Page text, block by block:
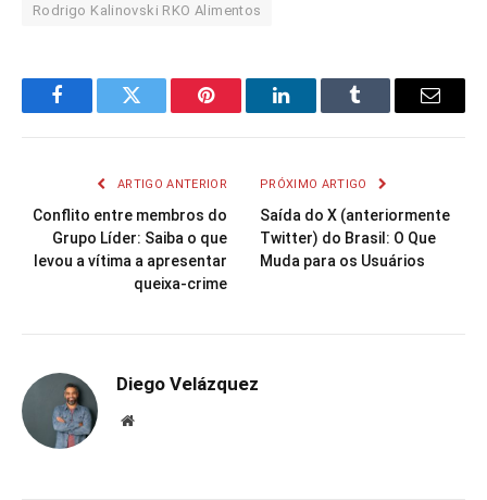
Rodrigo Kalinovski RKO Alimentos
FacebookTwitter Pinterest LinkedInTumblr Email
ARTIGO ANTERIOR
Conflito entre membros do
Grupo Líder: Saiba o que
levou a vítima a apresentar
queixa-crime
PRÓXIMO ARTIGO
Saída do X (anteriormente
Twitter) do Brasil: O Que
Muda para os Usuários
Diego Velázquez
Website